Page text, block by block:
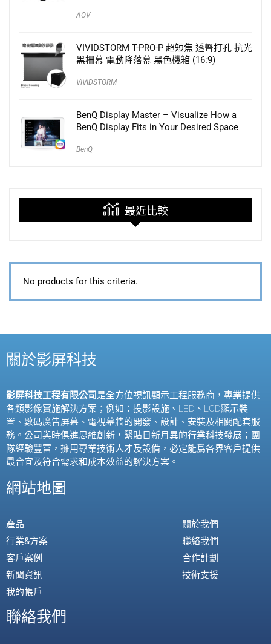
AOV
VIVIDSTORM T-PRO-P 超短焦 透聲打孔 抗光
黑柵幕 電動降落幕 黑色機箱 (16:9)
VIVIDSTORM
BenQ Display Master – Visualize How a
BenQ Display Fits in Your Desired Space
BenQ
最近比較
No products for this criteria.
關於影屏科技
影屏科技工程有限公司是全方位視訊顯示工程服務商，專業提供
各類影像實施解決方案；例如：投影設施、 LED 、 LCD顯示裝
置、數碼廣告屏幕、電視幕牆的開發、設計、安裝及相關配套服
務。公司與時俱進思維創新，緊貼日新月異的行業科技發展；團
隊經驗豐富，擁用專業技術人才及設備，必定能爲各界客戶提供
最合宜及符合需求和成本效益的解決方案。
網站地圖
產品
行業&方案
客戶案例
新聞資訊
我的帳戶
關於我們
聯絡我們
合作計劃
技術支援
聯絡我們